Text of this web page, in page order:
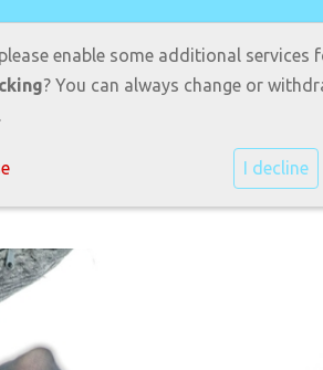
Contact
enable some additional services
? You can always change or
I decline